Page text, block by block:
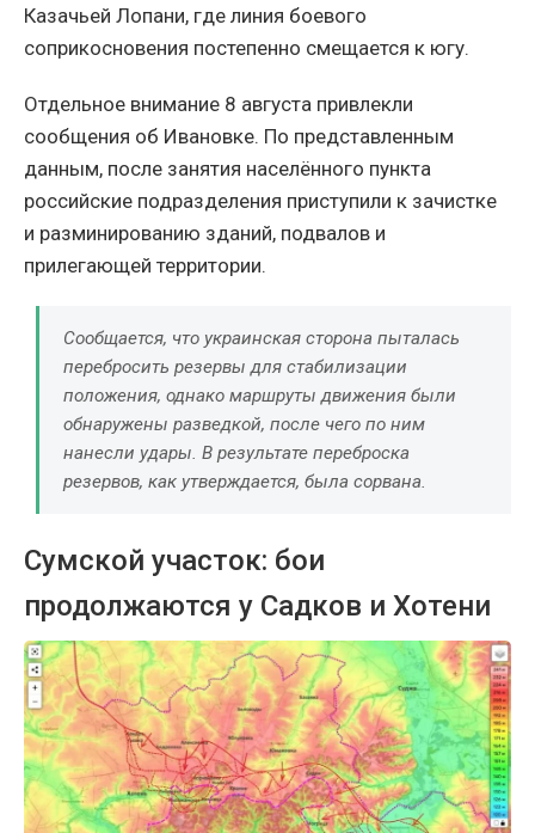
Казачьей Лопани, где линия боевого
соприкосновения постепенно смещается к югу.
Отдельное внимание 8 августа привлекли
сообщения об Ивановке. По представленным
данным, после занятия населённого пункта
российские подразделения приступили к зачистке
и разминированию зданий, подвалов и
прилегающей территории.
Сообщается, что украинская сторона пыталась
перебросить резервы для стабилизации
положения, однако маршруты движения были
обнаружены разведкой, после чего по ним
нанесли удары. В результате переброска
резервов, как утверждается, была сорвана.
Сумской участок: бои
продолжаются у Садков и Хотени